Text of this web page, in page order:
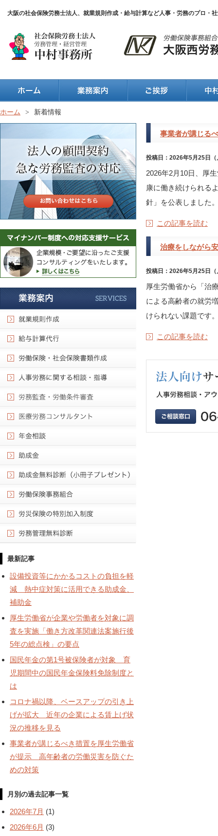
大阪の社会保険労務士法人、就業規則作成・給与計算など人事・労務のプロ・
ホーム > 新着情報
事業者が講じる
投稿日：2026年5月25日（
2026年2月10日、厚
康に働き続けられる
針」を公表しました
この記事を読む
治療をしながら
投稿日：2026年5月25日（
厚生労働省から「治
による高齢者の就労
けられない課題です
この記事を読む
最新記事
設備投資等にかかるコストの負担を軽
減 熱中症対策に活用できる助成金、
補助金
厚生労働省が企業や労働者を対象に調
査を実施「働き方改革関連法案施行後
5年の総点検」の要点
国民年金の第1号被保険者が対象 育
児期間中の国民年金保険料免除制度と
は
コロナ禍以降、ベースアップの引き上
げが拡大 近年の企業による賃上げ状
況の推移を見る
事業者が講じるべき措置を厚生労働省
が提示 高年齢者の労働災害を防ぐた
めの対策
月別の過去記事一覧
2026年7月 (1)
2026年6月 (3)